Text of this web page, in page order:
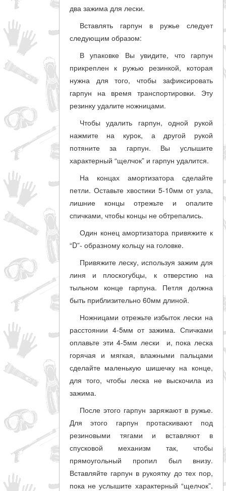
два зажима для лески.
Вставлять гарпун в ружье следует
следующим образом:
В упаковке Вы увидите, что гарпун
прикреплен к ружью резинкой, которая
нужна для того, чтобы зафиксировать
гарпун на время транспортировки. Эту
резинку удалите ножницами.
Чтобы удалить гарпун, одной рукой
нажмите на курок, а другой рукой
потяните за гарпун. Вы услышите
характерный “щелчок” и гарпун удалится.
На концах амортизатора сделайте
петли. Оставьте хвостики 5-10мм от узла,
лишние концы отрежьте и опалите
спичками, чтобы концы не обтрепались.
Один конец амортизатора привяжите к
“D”- образному кольцу на головке.
Привяжите леску, используя зажим для
линя и плоскогубцы, к отверстию на
тыльном конце гарпуна. Петля должна
быть приблизительно 60мм длиной.
Ножницами отрежьте избыток лески на
расстоянии 4-5мм от зажима. Спичками
оплавьте эти 4-5мм лески и, пока леска
горячая и мягкая, влажными пальцами
сделайте маленькую шишечку на конце,
для того, чтобы леска не выскочила из
зажима.
После этого гарпун заряжают в ружье.
Для этого гарпун протаскивают под
резиновыми тягами и вставляют в
спусковой механизм так, чтобы
прямоугольный пропил был внизу.
Вставляйте гарпун в рукоятку до тех пор,
пока не услышите характерный “щелчок”.